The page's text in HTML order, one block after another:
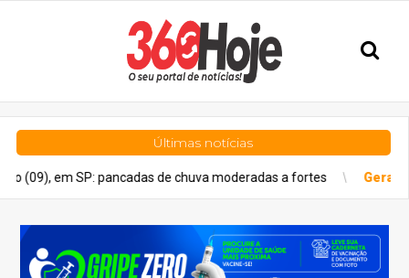
Últimas notícias
pancadas de chuva moderadas a fortes Geral Estado de